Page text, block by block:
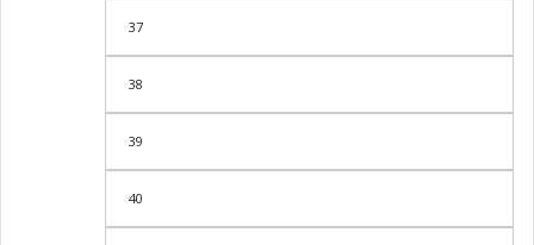
37
38
39
40